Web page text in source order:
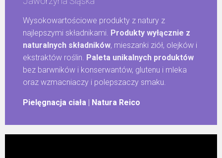
Wysokowartościowe produkty z natury z
najlepszymi składnikami. Produkty wyłącznie z
naturalnych składników, mieszanki ziół, olejków i
ekstraktów roślin. Paleta unikalnych produktów
bez barwników i konserwantów, glutenu i mleka
oraz wzmacniaczy i polepszaczy smaku.
Pielęgnacja ciała | Natura Reico